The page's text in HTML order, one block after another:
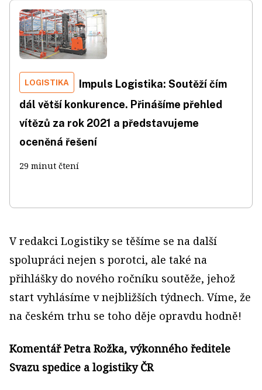
LOGISTIKA
Impuls Logistika: Soutěží čím
dál větší konkurence. Přinášíme přehled
vítězů za rok 2021 a představujeme
oceněná řešení
29 minut čtení
V redakci Logistiky se těšíme se na další
spolupráci nejen s porotci, ale také na
přihlášky do nového ročníku soutěže, jehož
start vyhlásíme v nejbližších týdnech. Víme, že
na českém trhu se toho děje opravdu hodně!
Komentář Petra Rožka, výkonného ředitele
Svazu spedice a logistiky ČR